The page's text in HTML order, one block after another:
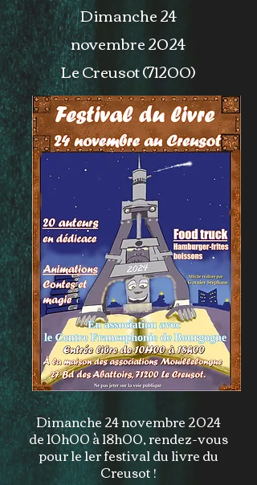
Dimanche 24
novembre 2024
Le Creusot (71200)
Dimanche 24 novembre 2024
de 10h00 à 18h00, rendez-vous
pour le 1er festival du livre du
Creusot !